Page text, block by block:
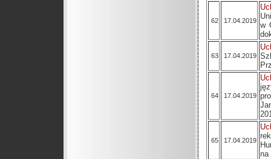
62 17.04.2019 w
63 17.04.2019
64 17.04.2019
65 17.04.2019
na